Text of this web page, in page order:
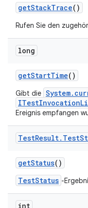
getStackTrace()
Rufen Sie den
long
getStartTime()
Gibt die
Ereignis empfangen
TestResult. Test
getStatus()
TestStatus -
int